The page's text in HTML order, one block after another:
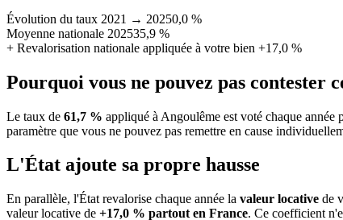
Évolution du taux 2021 → 20250,0 %
Moyenne nationale 202535,9 %
+ Revalorisation nationale appliquée à votre bien +17,0 %
Pourquoi vous ne pouvez pas contester
Le taux de 61,7 % appliqué à Angoulême est voté chaque
paramètre que vous ne pouvez pas remettre en cause
L'État ajoute sa propre hausse
En parallèle, l'État revalorise chaque année la valeur locative de
valeur locative de +17,0 % partout en France. Ce coefficient